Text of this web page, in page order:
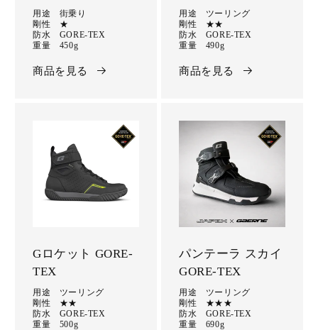
用途 街乗り
剛性 ★
防水 GORE-TEX
重量 450g
商品を見る
用途 ツーリング
剛性 ★★
防水 GORE-TEX
重量 490g
商品を見る
Gロケット GORE-
TEX
用途 ツーリング
剛性 ★★
防水 GORE-TEX
重量 500g
パンテーラ スカイ
GORE-TEX
用途 ツーリング
剛性 ★★★
防水 GORE-TEX
重量 690g